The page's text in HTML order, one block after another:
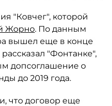
"Ковчег", которой
Жорно. По данным
вышел еще в конце
"Фонтанке",
допсоглашение о
до 2019 года.
что договор еще